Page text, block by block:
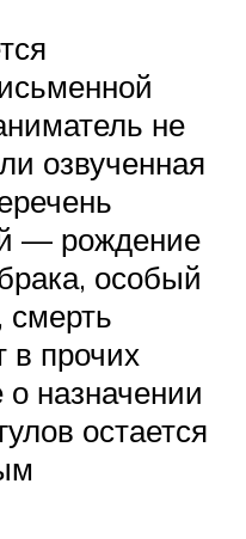
не
озвученная
— рождение
особый
смерть
в прочих
назначении
остается